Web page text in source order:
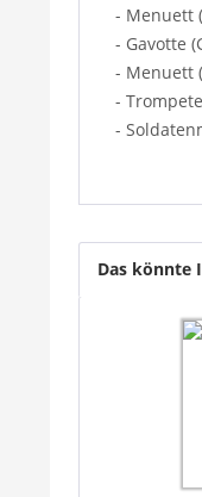
- Menuett
- Gavotte
- Menuett
-
-
Das könnte